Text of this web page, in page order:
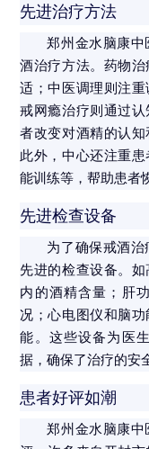
先进治疗方法
郑州金水脑康
酒治疗方法。药物
适；中医调理则注重
戒网瘾治疗则通过
者改变对酒精的认知
此外，中心还注重
能训练等，帮助患者
先进检查设备
为了确保戒酒
先进的检查设备。
内的酒精含量；肝
况；心电图仪和脑
能。这些设备为医
据，确保了治疗的安
患者好评如潮
郑州金水脑康